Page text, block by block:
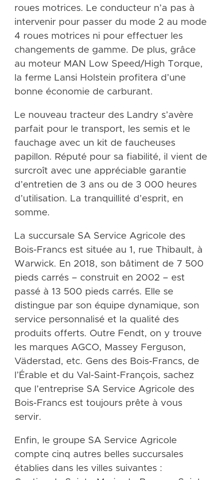
roues motrices. Le conducteur n’a pas à
intervenir pour passer du mode 2 au mode
4 roues motrices ni pour effectuer les
changements de gamme. De plus, grâce
au moteur MAN Low Speed/High Torque,
la ferme Lansi Holstein profitera d’une
bonne économie de carburant.
Le nouveau tracteur des Landry s’avère
parfait pour le transport, les semis et le
fauchage avec un kit de faucheuses
papillon. Réputé pour sa fiabilité, il vient de
surcroît avec une appréciable garantie
d’entretien de 3 ans ou de 3 000 heures
d’utilisation. La tranquillité d’esprit, en
somme.
La succursale SA Service Agricole des
Bois-Francs est située au 1, rue Thibault, à
Warwick. En 2018, son bâtiment de 7 500
pieds carrés – construit en 2002 – est
passé à 13 500 pieds carrés. Elle se
distingue par son équipe dynamique, son
service personnalisé et la qualité des
produits offerts. Outre Fendt, on y trouve
les marques AGCO, Massey Ferguson,
Väderstad, etc. Gens des Bois-Francs, de
l’Érable et du Val-Saint-François, sachez
que l’entreprise SA Service Agricole des
Bois-Francs est toujours prête à vous
servir.
Enfin, le groupe SA Service Agricole
compte cinq autres belles succursales
établies dans les villes suivantes :